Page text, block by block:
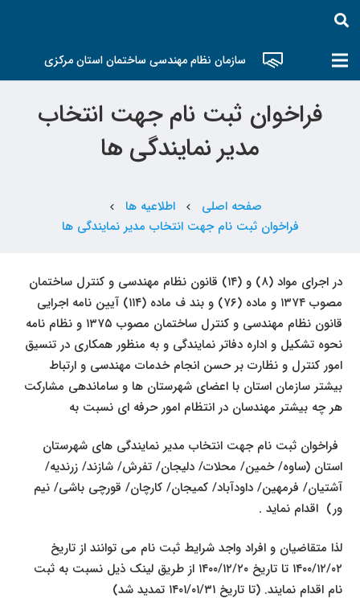
سازمان نظام مهندسی ساختمان استان مرکزی
فراخوان ثبت نام جهت انتخاب
مدیر نمایندگی ها
صفحه اصلی chevron_left اطلاعیه ها chevron_left
فراخوان ثبت نام جهت انتخاب مدیر نمایندگی ها
در اجرای مواد (۸) و (۱۴) قانون نظام مهندسی و کنترل ساختمان
مصوب ۱۳۷۴ و ماده (۷۶) و بند ف ماده (۱۱۴) آیین نامه اجرایی
قانون نظام مهندسی و کنترل ساختمان مصوب ۱۳۷۵ و نظام نامه
نحوه تشکیل و اداره دفاتر نمایندگی و به منظور همکاری در تنسیق
امور کنترل و نظارت بر حسن انجام خدمات مهندسی و ارتباط
بیشتر سازمان استان با اعضای شهرستان ها و ساماندهی مشارکت
هر چه بیشتر مهندسان در انتظام امور حرفه ای نسبت به
فراخوان ثبت نام جهت انتخاب مدیر نمایندگی های شهرستان
استان (ساوه/ خمین/ محلات/ دلیجان/ تفرش/ شازند/ زرندیه/
آشتیان/ فرمهین/ داودآباد/ کمیجان/ کارچان/ قورچی باشی/ نیم
ور) اقدام نماید .
لذا متقاضیان و افراد واجد شرایط ثبت نام می توانند از تاریخ
۱۴۰۰/۱۲/۰۲ تا تاریخ ۱۴۰۰/۱۲/۲۰ از طریق لینک ذیل نسبت به ثبت
نام اقدام نمایند. (تا تاریخ ۱۴۰۱/۰۱/۳۱ تمدید شد)